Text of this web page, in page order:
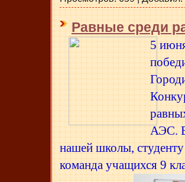
Равные среди
5
АЭС.
нашей школы,
команда учащихся 9